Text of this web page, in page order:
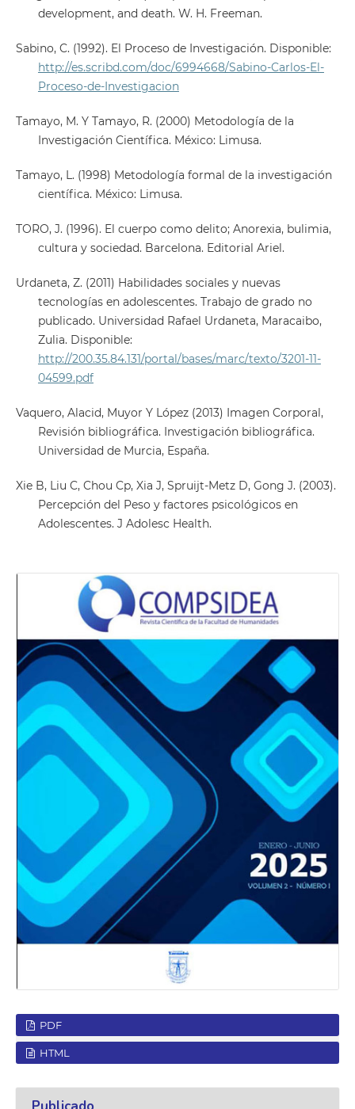
development, and death. W. H. Freeman.
Sabino, C. (1992). El Proceso de Investigación. Disponible:
http://es.scribd.com/doc/6994668/Sabino-Carlos-El-
Proceso-de-Investigacion
Tamayo, M. Y Tamayo, R. (2000) Metodología de la
Investigación Científica. México: Limusa.
Tamayo, L. (1998) Metodología formal de la investigación
científica. México: Limusa.
TORO, J. (1996). El cuerpo como delito; Anorexia, bulimia,
cultura y sociedad. Barcelona. Editorial Ariel.
Urdaneta, Z. (2011) Habilidades sociales y nuevas
tecnologías en adolescentes. Trabajo de grado no
publicado. Universidad Rafael Urdaneta, Maracaibo,
Zulia. Disponible:
http://200.35.84.131/portal/bases/marc/texto/3201-11-
04599.pdf
Vaquero, Alacid, Muyor Y López (2013) Imagen Corporal,
Revisión bibliográfica. Investigación bibliográfica.
Universidad de Murcia, España.
Xie B, Liu C, Chou Cp, Xia J, Spruijt-Metz D, Gong J. (2003).
Percepción del Peso y factores psicológicos en
Adolescentes. J Adolesc Health.
PDF
HTML